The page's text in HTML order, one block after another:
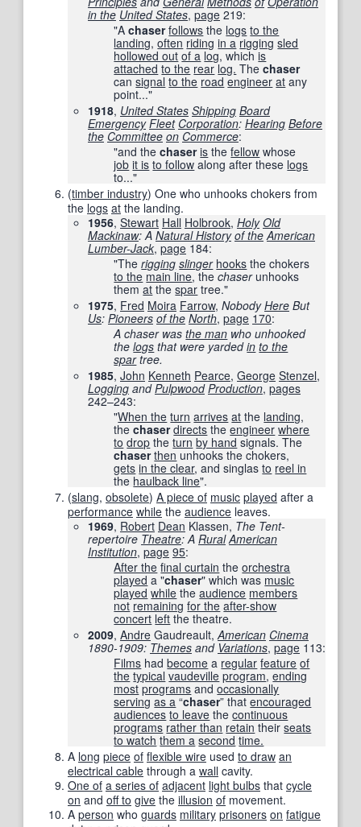
in the United States, page 219:
"Achaser follows the logs to the
landing,often riding in a rigging sled
hollowed out of a log, whichis
attached to the rear log. Thechaser
cansignal to the road engineer at any
point..."
1918, United States Shipping Board
Emergency Fleet Corporation: Hearing Before
the Committee on Commerce:
"and thechaser is thefellow whose
job it is to follow along after these logs
to..."
(timber industry) One who unhooks chokers from
the logs at the landing.
1956, Stewart Hall Holbrook, Holy Old
Mackinaw: A Natural History of the American
Lumber-Jack, page 184:
"Therigging slinger hooks the chokers
to the main line, thechaserunhooks
themat thespar tree."
1975, Fred Moira Farrow, NobodyHere But
Us: Pioneers of the North, page 170:
A chaser wasthe man who unhooked
thelogs that were yardedin to the
spartree.
1985, John Kenneth Pearce, George Stenzel,
Logging andPulpwood Production, pages
242–243:
"When the turn arrives at the landing,
thechaser directs theengineer where
to drop theturn by hand signals. The
chaser then unhooks the chokers,
gets in the clear, and singlasto reel in
the haulback line".
(slang, obsolete) A piece of music played after a
performance while the audience leaves.
1969, Robert Dean Klassen, The Tent-
repertoire Theatre: A Rural American
Institution, page 95:
After the final curtain theorchestra
played a "chaser" which was music
played while theaudience members
not remaining for the after-show
concert left the theatre.
2009, Andre Gaudreault,American Cinema
1890-1909: Themes and Variations, page 113:
Films hadbecome a regular feature of
the typical vaudeville program,ending
most programs andoccasionally
serving as a “chaser” thatencouraged
audiences to leave thecontinuous
programs rather than retain theirseats
to watch them a second time.
A long piece of flexible wire used to draw an
electrical cable through a wall cavity.
One of a series of adjacent light bulbs that cycle
on and off to give the illusion of movement.
A person who guards military prisoners on fatigue